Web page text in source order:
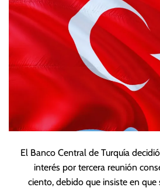
El Banco Central de Turquía
interés por tercera reunión
ciento, debido que insiste en que